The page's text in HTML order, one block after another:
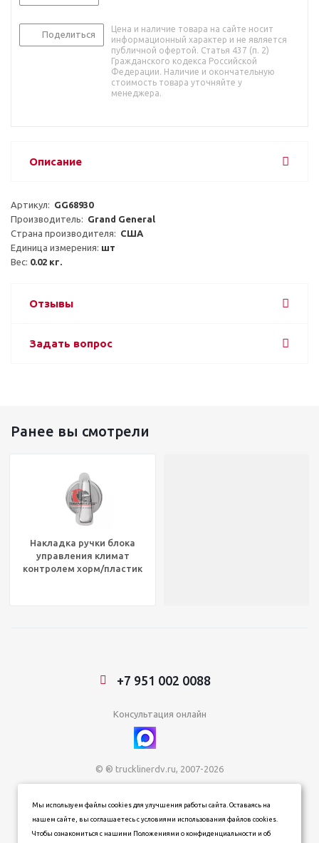
Поделиться
Цена и наличие товара на сайте носит
информационный характер и не является
публичной офертой. Статья 437 (п. 2)
Гражданского кодекса Российской
Федерации. Наличие и окончательную
стоимость товара уточняйте у
менеджера.
Описание
Артикул: GG68930
Производитель: Grand General
Страна производителя: США
Единица измерения: шт
Вес: 0.02 кг.
Отзывы
Задать вопрос
Ранее вы смотрели
Накладка ручки блока
управления климат
контролем хорм/пластик
+7 951 002 0088
Консультация онлайн
© ® trucklinerdv.ru, 2007-2026
Информация о товарах, ценах и наличии на сайте носит
ИНН 253612854202
ОГРН 320253600063402
Мы используем файлы cookies для улучшения работы сайта. Оставаясь на
нашем сайте, вы соглашаетесь с условиями использования файлов cookies.
Чтобы ознакомиться с нашими Положениями о конфиденциальности и об